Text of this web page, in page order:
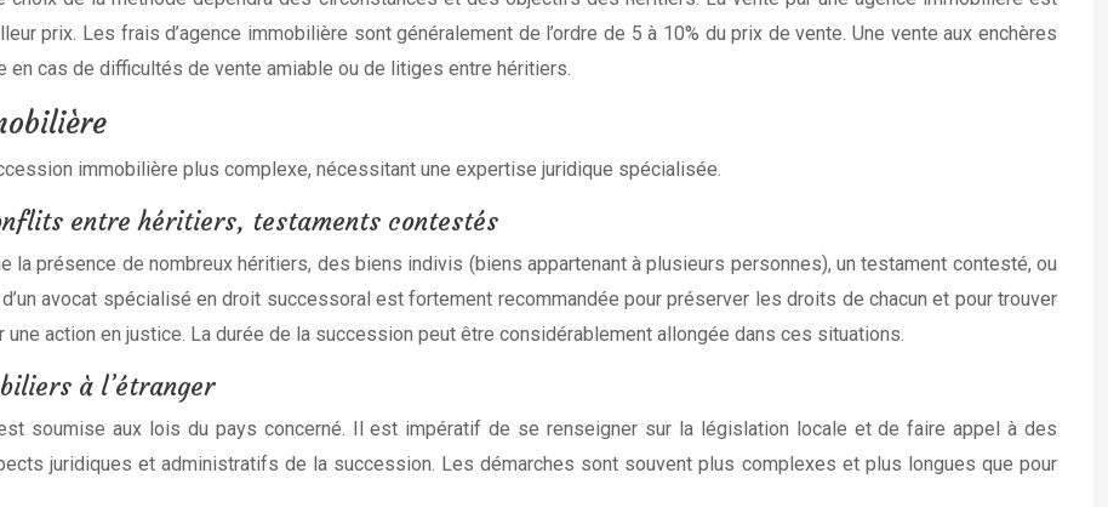
prix. Les frais d’agence immobilière sont généralement de l’ordre de 5 à 10% du prix de vente. Une vente aux enchères
en cas de difficultés de vente amiable ou de litiges entre héritiers.
immobilière plus complexe, nécessitant une expertise juridique spécialisée.
entre héritiers, testaments contestés
présence de nombreux héritiers, des biens indivis (biens appartenant à plusieurs personnes), un testament contesté, ou
avocat spécialisé en droit successoral est fortement recommandée pour préserver les droits de chacun et pour trouver
action en justice. La durée de la succession peut être considérablement allongée dans ces situations.
à l’étranger
soumise aux lois du pays concerné. Il est impératif de se renseigner sur la législation locale et de faire appel à des
juridiques et administratifs de la succession. Les démarches sont souvent plus complexes et plus longues que pour